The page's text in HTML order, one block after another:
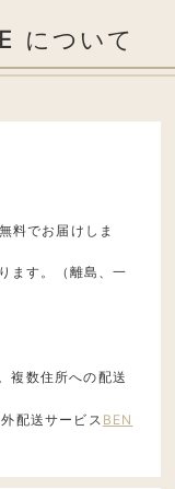
について
料でお届けしま
ます。（離島、一
複数住所への配送
配送サービス BEN